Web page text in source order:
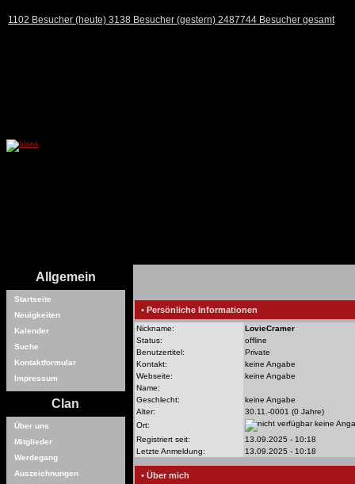
1102 Besucher (heute) 3138 Besucher (gestern) 2487744 Besucher gesamt
Allgemein
Startseite
Neuigkeiten
Kalender
Suche
Kontaktformular
Impressum
Clan
Über uns
Mitglieder
Werdegang
Auszeichnungen
• Persönliche Informationen
Nickname:
LovieCramer
Status:
offline
Benutzertitel:
Private
Kontakt:
keine Angabe
Webseite:
keine Angabe
Name:
Geschlecht:
keine Angabe
Alter:
30.11.-0001 (0 Jahre)
Ort:
keine
Registriert seit:
13.09.2025 - 10:18
Letzte Anmeldung:
13.09.2025 - 10:18
• Über mich